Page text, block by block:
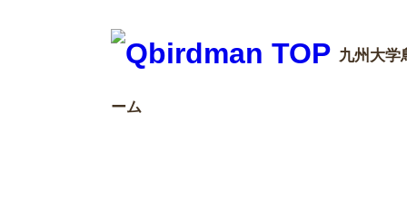
九州大学
ーム